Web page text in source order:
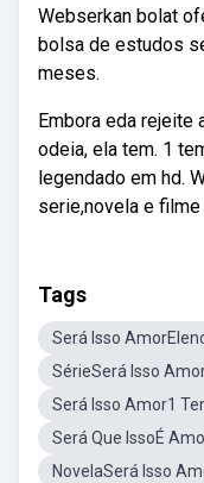
Webserkan bolat
bolsa de estudos
meses.
Embora eda rejeite
odeia, ela tem. 1
legendado em hd.
serie,novela e
Tags
Será Isso
SérieSerá Isso
Será Isso Amor1
Será Que IssoÉ
NovelaSerá Isso